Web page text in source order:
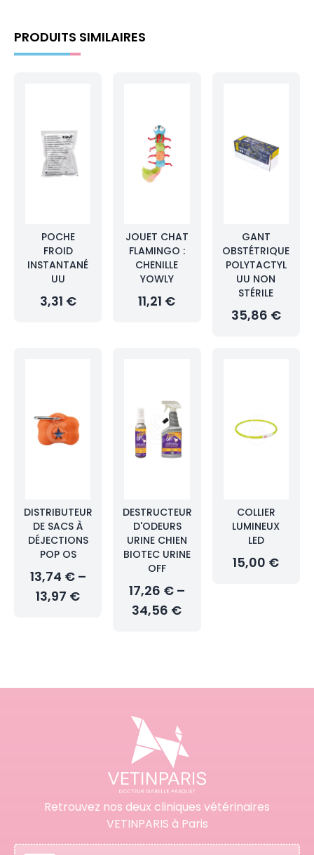
PRODUITS SIMILAIRES
POCHE
FROID
INSTANTANÉ
UU
3,31 €
JOUET CHAT
FLAMINGO :
CHENILLE
YOWLY
11,21 €
GANT
OBSTÉTRIQUE
POLYTACTYL
UU NON
STÉRILE
35,86 €
DISTRIBUTEUR
DE SACS À
DÉJECTIONS
POP OS
13,74 € –
13,97 €
DESTRUCTEUR
D'ODEURS
URINE CHIEN
BIOTEC URINE
OFF
17,26 € –
34,56 €
COLLIER
LUMINEUX
LED
15,00 €
Retrouvez nos deux cliniques vétérinaires
VETINPARIS à Paris